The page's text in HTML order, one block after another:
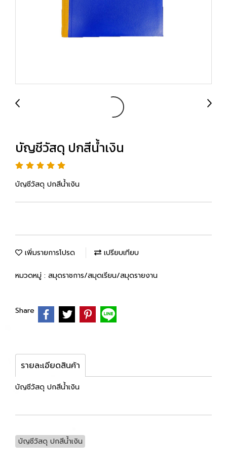
บัญชีวัสดุ ปกสีน้ำเงิน
บัญชีวัสดุ ปกสีน้ำเงิน
เพิ่มรายการโปรด เปรียบเทียบ
หมวดหมู่ : สมุดราชการ/สมุดเรียน/สมุดรายงาน
Share
รายละเอียดสินค้า
บัญชีวัสดุ ปกสีน้ำเงิน
บัญชีวัสดุ ปกสีน้ำเงิน